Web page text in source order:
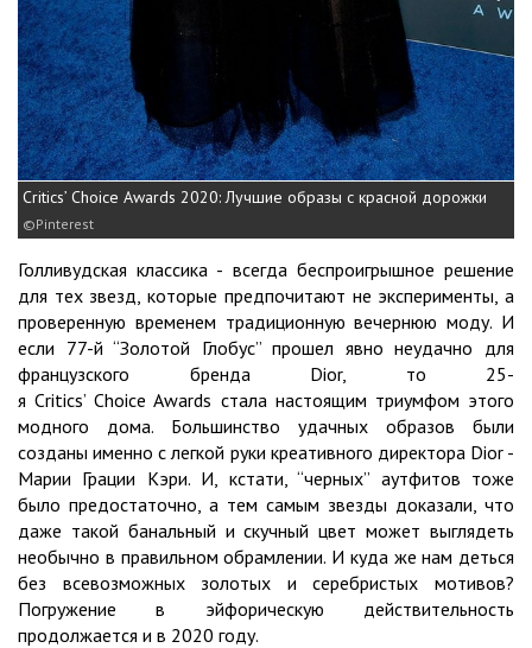
Critics’ Choice Awards 2020: Лучшие образы с красной дорожки
Pinterest
Голливудская классика - всегда беспроигрышное решение
для тех звезд, которые предпочитают не эксперименты, а
проверенную временем традиционную вечернюю моду. И
если 77-й “Золотой Глобус” прошел явно неудачно для
французского бренда Dior, то 25-
я Critics’ Choice Awards стала настоящим триумфом этого
модного дома. Большинство удачных образов были
созданы именно с легкой руки креативного директора Dior -
Марии Грации Кэри. И, кстати, “черных” аутфитов тоже
было предостаточно, а тем самым звезды доказали, что
даже такой банальный и скучный цвет может выглядеть
необычно в правильном обрамлении. И куда же нам деться
без всевозможных золотых и серебристых мотивов?
Погружение в эйфорическую действительность
продолжается и в 2020 году.